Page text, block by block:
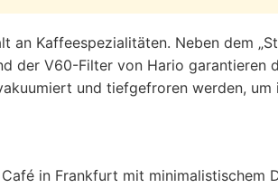
an Kaffeespezialitäten. Neben dem
der V60-Filter von Hario
und tiefgefroren werden, um